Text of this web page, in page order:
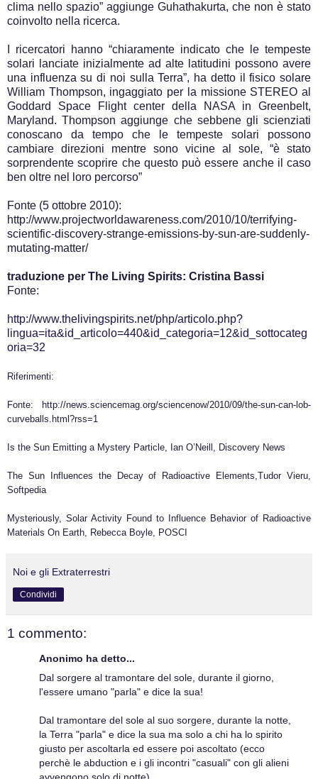
clima nello spazio” aggiunge Guhathakurta, che non è stato
coinvolto nella ricerca.
I ricercatori hanno “chiaramente indicato che le tempeste
solari lanciate inizialmente ad alte latitudini possono avere
una influenza su di noi sulla Terra”, ha detto il fisico solare
William Thompson, ingaggiato per la missione STEREO al
Goddard Space Flight center della NASA in Greenbelt,
Maryland. Thompson aggiunge che sebbene gli scienziati
conoscano da tempo che le tempeste solari possono
cambiare direzioni mentre sono vicine al sole, “è stato
sorprendente scoprire che questo può essere anche il caso
ben oltre nel loro percorso”
Fonte (5 ottobre 2010):
http://www.projectworldawareness.com/2010/10/terrifying-
scientific-discovery-strange-emissions-by-sun-are-suddenly-
mutating-matter/
traduzione per The Living Spirits: Cristina Bassi
Fonte:
http://www.thelivingspirits.net/php/articolo.php?
lingua=ita&id_articolo=440&id_categoria=12&id_sottocateg
oria=32
Riferimenti:
Fonte: http://news.sciencemag.org/sciencenow/2010/09/the-sun-can-lob-
curveballs.html?rss=1
Is the Sun Emitting a Mystery Particle, Ian O’Neill, Discovery News
The Sun Influences the Decay of Radioactive Elements,Tudor Vieru,
Softpedia
Mysteriously, Solar Activity Found to Influence Behavior of Radioactive
Materials On Earth, Rebecca Boyle, POSCI
Noi e gli Extraterrestri
Condividi
1 commento:
Anonimo ha detto...
Dal sorgere al tramontare del sole, durante il giorno,
l'essere umano "parla" e dice la sua!
Dal tramontare del sole al suo sorgere, durante la notte,
la Terra "parla" e dice la sua ma solo a chi ha lo spirito
giusto per ascoltarla ed essere poi ascoltato (ecco
perchè le abduction e i gli incontri "casuali" con gli alieni